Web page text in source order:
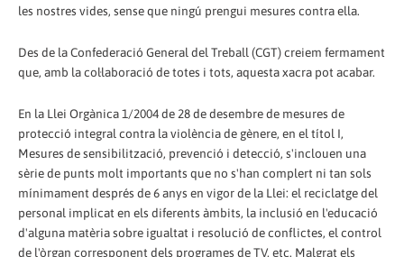
les nostres vides, sense que ningú prengui mesures contra ella.
Des de la Confederació General del Treball (CGT) creiem fermament
que, amb la col·laboració de totes i tots, aquesta xacra pot acabar.
En la Llei Orgànica 1/2004 de 28 de desembre de mesures de
protecció integral contra la violència de gènere, en el títol I,
Mesures de sensibilització, prevenció i detecció, s'inclouen una
sèrie de punts molt importants que no s'han complert ni tan sols
mínimament després de 6 anys en vigor de la Llei: el reciclatge del
personal implicat en els diferents àmbits, la inclusió en l'educació
d'alguna matèria sobre igualtat i resolució de conflictes, el control
de l'òrgan corresponent dels programes de TV, etc. Malgrat els